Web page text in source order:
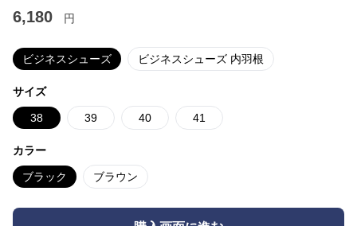
6,180 円
ビジネスシューズ ビジネスシューズ 内羽根
サイズ
38 39 40 41
カラー
ブラック ブラウン